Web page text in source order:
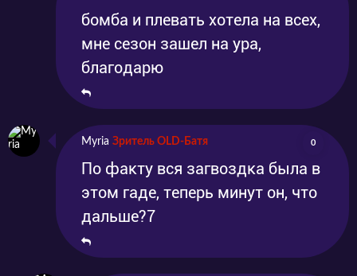
бомба и плевать хотела на всех,
мне сезон зашел на ура,
благодарю
Myria Зритель OLD-Батя 0
По факту вся загвоздка была в
этом гаде, теперь минут он, что
дальше?7